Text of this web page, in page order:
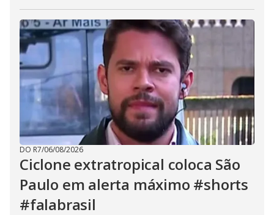
DO R7/06/08/2026
Ciclone extratropical coloca São
Paulo em alerta máximo #shorts
#falabrasil